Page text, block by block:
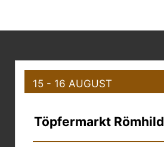
15 - 16 AUGUST
Töpfermarkt Römhild